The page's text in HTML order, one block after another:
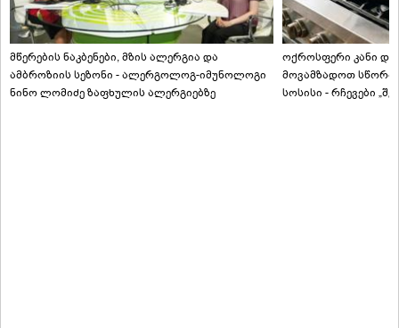
მწერების ნაკბენები, მზის ალერგია და
ამბროზიის სეზონი - ალერგოლოგ-იმუნოლოგი
ნინო ლომიძე ზაფხულის ალერგიებზე
ოქროსფერი კანი და
მოვამზადოთ
სოსისი - რჩევები